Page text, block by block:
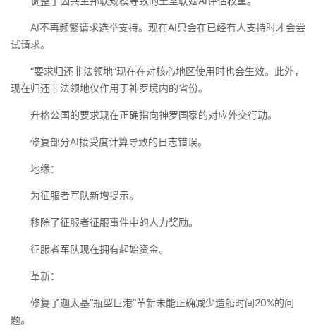
AI不再频繁请求选举支持。现在AI只会在已经有人支持时才会尝
试请求。
“要求归还非法领地”现在在对核心地区使用时也会生效。此外，
现在归还非法领地仅作用于神罗境内的省份。
升格公国的要求现在正确指向神罗国家的对应外交行动。
修复部分AI接受度计算导致的日志错误。
地缘：
为征服者军队新增提示。
移除了征服者征服事件中的人力奖励。
征服者军队现在拥有起始资金。
革新：
修复了迦太基“瓶型巨港”革新未能正确减少造船时间20%的问
题。